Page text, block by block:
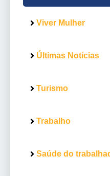
Viver Mulher
Últimas Notícias
Turismo
Trabalho
Saúde do